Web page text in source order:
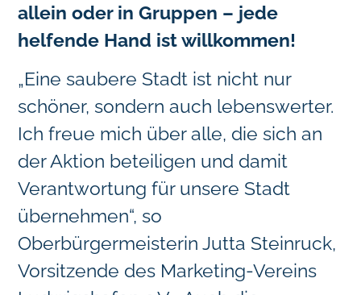
allein oder in Gruppen – jede
helfende Hand ist willkommen!
„Eine saubere Stadt ist nicht nur
schöner, sondern auch lebenswerter.
Ich freue mich über alle, die sich an
der Aktion beteiligen und damit
Verantwortung für unsere Stadt
übernehmen“, so
Oberbürgermeisterin Jutta Steinruck,
Vorsitzende des Marketing-Vereins